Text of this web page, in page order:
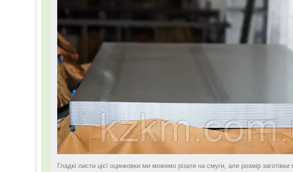
Гладкі листи цієї оцинковки ми можемо різати на смуги, але розмір